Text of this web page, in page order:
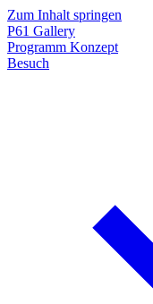
Zum Inhalt springen
P61 Gallery
Programm Konzept
Besuch